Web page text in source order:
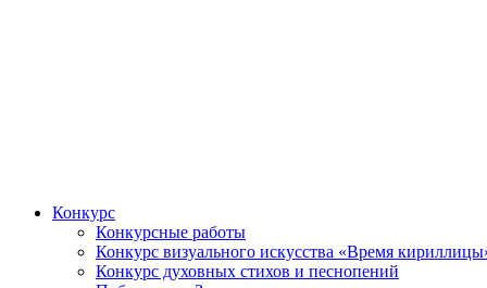
Конкурс
Конкурсные работы
Конкурс визуального искусства «Время
Конкурс духовных стихов и песнопений